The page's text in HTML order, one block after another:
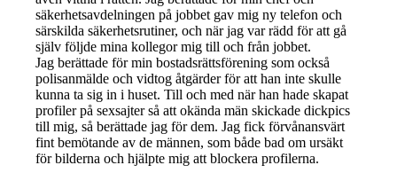
säkerhetsavdelningen på jobbet gav mig ny telefon och
särskilda säkerhetsrutiner, och när jag var rädd för att gå
själv följde mina kollegor mig till och från jobbet.
Jag berättade för min bostadsrättsförening som också
polisanmälde och vidtog åtgärder för att han inte skulle
kunna ta sig in i huset. Till och med när han hade skapat
profiler på sexsajter så att okända män skickade dickpics
till mig, så berättade jag för dem. Jag fick förvånansvärt
fint bemötande av de männen, som både bad om ursäkt
för bilderna och hjälpte mig att blockera profilerna.